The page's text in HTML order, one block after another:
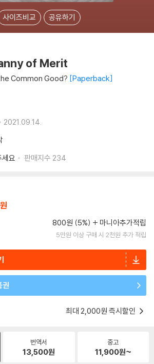
사이즈비교 공유하기
of Merit
Common Good? Paperback
2021.09.14.
세요
판매지수 234
800원 (5%) 마니아추가적립
5만원 이상 구매 시 2천원 추가 적립
권
최대 2,000원 즉시할인
번역서
13,500원
중고
11,900원~